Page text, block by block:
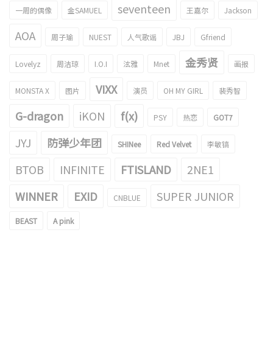
一周的偶像 金SAMUEL seventeen 王嘉尔 Jackson
AOA 周子瑜 NUEST 人气歌谣 JBJ Gfriend
Lovelyz 周洁琼 I.O.I 泫雅 Mnet 金秀贤 画报
MONSTA X 图片 VIXX 演员 OH MY GIRL 裴秀智
G-dragon iKON f(x) PSY 热恋 GOT7
JYJ 防弹少年团 SHINee Red Velvet 李敏镐
BTOB INFINITE FTISLAND
2NE1
WINNER
EXID CNBLUE SUPER JUNIOR
BEAST A pink